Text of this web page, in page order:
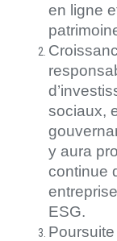
en ligne
sociaux,
y aura
continue
ESG.